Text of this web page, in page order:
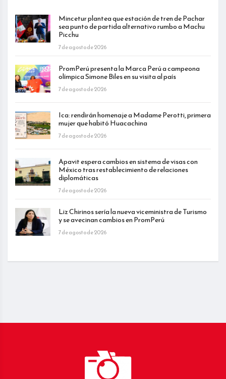
Mincetur plantea que estación de tren de Pachar
sea punto de partida alternativo rumbo a Machu
Picchu
7 de agosto de 2026
PromPerú presenta la Marca Perú a campeona
olímpica Simone Biles en su visita al país
7 de agosto de 2026
Ica: rendirán homenaje a Madame Perotti, primera
mujer que habitó Huacachina
7 de agosto de 2026
Apavit espera cambios en sistema de visas con
México tras restablecimiento de relaciones
diplomáticas
7 de agosto de 2026
Liz Chirinos sería la nueva viceministra de Turismo
y se avecinan cambios en PromPerú
7 de agosto de 2026